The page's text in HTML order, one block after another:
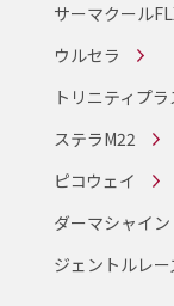
サーマクール
ウルセラ
トリニティプラ
ステラM22
ピコウェイ
ダーマシャイ
ジェントルレー